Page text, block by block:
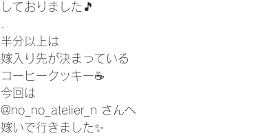
しておりました🎵
半分以上は
嫁入り先が決まっている
コーヒークッキー☕️
今回は
@no_no_atelier_n さんへ
嫁いで行きました✨